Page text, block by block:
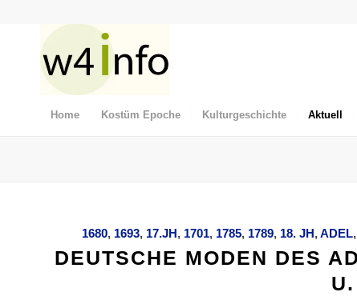
Home Kostüm Epoche Kulturgeschichte Aktuell
1680, 1693, 17.JH, 1701, 1785, 1789, 18. JH,ADEL,
DEUTSCHE MODEN DES